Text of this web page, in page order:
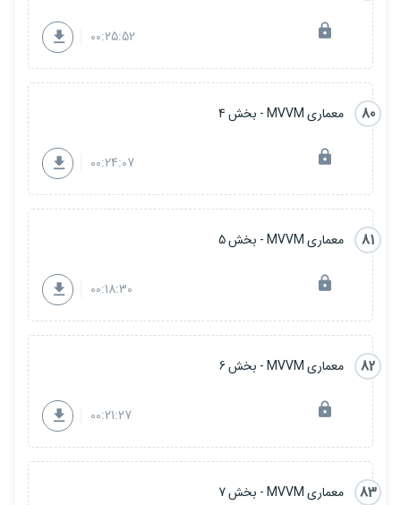
00:25:52
80 معماری MVVM - بخش 4
00:24:07
81 معماری MVVM - بخش 5
00:18:30
82 معماری MVVM - بخش 6
00:21:27
83 معماری MVVM - بخش 7